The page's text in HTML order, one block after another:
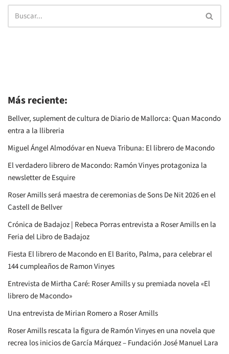
Más reciente:
Bellver, suplement de cultura de Diario de Mallorca: Quan Macondo
entra a la llibreria
Miguel Ángel Almodóvar en Nueva Tribuna: El librero de Macondo
El verdadero librero de Macondo: Ramón Vinyes protagoniza la
newsletter de Esquire
Roser Amills será maestra de ceremonias de Sons De Nit 2026 en el
Castell de Bellver
Crónica de Badajoz | Rebeca Porras entrevista a Roser Amills en la
Feria del Libro de Badajoz
Fiesta El librero de Macondo en El Barito, Palma, para celebrar el
144 cumpleaños de Ramon Vinyes
Entrevista de Mirtha Caré: Roser Amills y su premiada novela «El
librero de Macondo»
Una entrevista de Mirian Romero a Roser Amills
Roser Amills rescata la figura de Ramón Vinyes en una novela que
recrea los inicios de García Márquez – Fundación José Manuel Lara